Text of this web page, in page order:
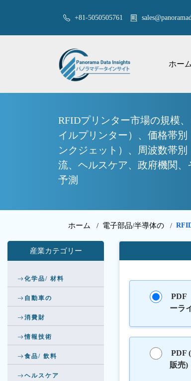
+81-5050505761
ホーム
RFIDプリンター市場の規模
イルプリンター）、価格帯別
ンクジェット）、周波数帯
流、ヘルスケア、政府機関
予測
ホーム / 電子部品/半導体の /
産業カテゴリー
化学品/ 材料
自動車の
消費財
情報技術
食品/ 飲料
ヘルスケア
PDF
ーラ
PDF
販売)